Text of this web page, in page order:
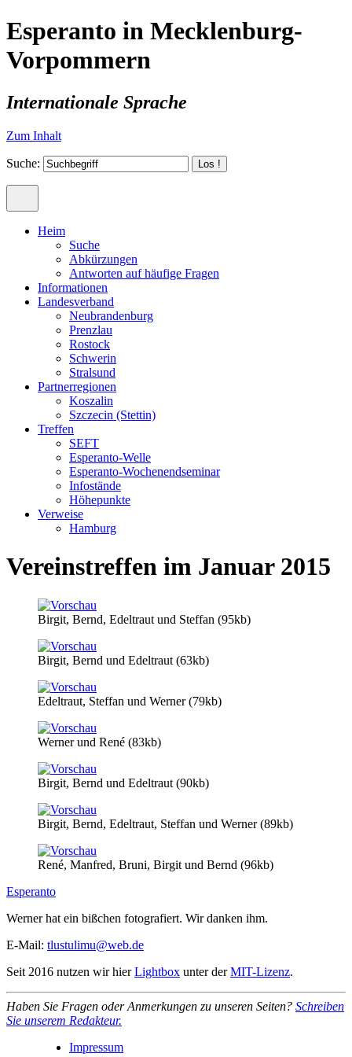
Esperanto in Mecklenburg-
Vorpommern
Internationale Sprache
Zum Inhalt
Suche:
Heim
Suche
Abkürzungen
Antworten auf häufige Fragen
Informationen
Landesverband
Neubrandenburg
Prenzlau
Rostock
Schwerin
Stralsund
Partnerregionen
Koszalin
Szczecin (Stettin)
Treffen
SEFT
Esperanto-Welle
Esperanto-Wochenendseminar
Infostände
Höhepunkte
Verweise
Hamburg
Vereinstreffen im Januar 2015
Birgit, Bernd, Edeltraut und Steffan (95kb)
Birgit, Bernd und Edeltraut (63kb)
Edeltraut, Steffan und Werner (79kb)
Werner und René (83kb)
Birgit, Bernd und Edeltraut (90kb)
Birgit, Bernd, Edeltraut, Steffan und Werner (89kb)
René, Manfred, Bruni, Birgit und Bernd (96kb)
Esperanto
Werner hat ein bißchen fotografiert. Wir danken ihm.
E-Mail: tlustulimu@web.de
Seit 2016 nutzen wir hierLightbox unter derMIT-Lizenz.
Haben Sie Fragen oder Anmerkungen zu unseren Seiten? Schreiben
Sie unserem Redakteur.
Impressum